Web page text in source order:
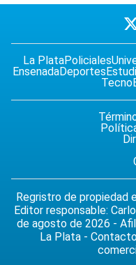
La PlataPoliciales
EnsenadaDeportes
Tecno
Regristro de propiedad
Editor responsable:
de agosto de 2026 -
La Plata -